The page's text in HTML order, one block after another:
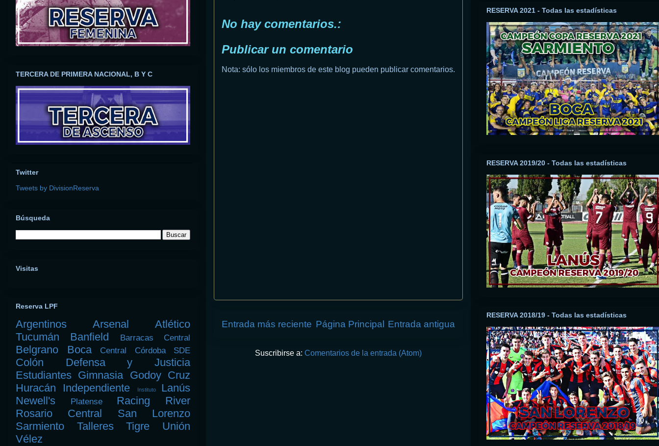
No hay comentarios.:
Publicar un comentario
Nota: sólo los miembros de este blog pueden publicar comentarios.
Entrada más reciente Entrada antigua
Página Principal
Suscribirse a: Comentarios de la entrada (Atom)
TERCERA DE PRIMERA NACIONAL, B Y C
Twitter
Tweets by DivisionReserva
Búsqueda
Visitas
Reserva LPF
Argentinos Arsenal
Atlético
Tucumán
Banfield Barracas Central
Belgrano Boca Central Córdoba SDE
Colón
Defensa y Justicia
Estudiantes Gimnasia Godoy Cruz
Huracán
Independiente Instituto
Lanús
Newell's
Platense Racing
River
Rosario Central
San Lorenzo
Sarmiento
Talleres Tigre
Unión
Vélez
RESERVA 2021 - Todas las estadísticas
RESERVA 2019/20 - Todas las estadísticas
RESERVA 2018/19 - Todas las estadísticas